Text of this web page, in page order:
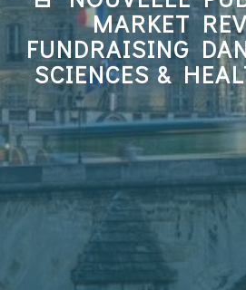
MARKET
FUNDRAISING
SCIENCES &